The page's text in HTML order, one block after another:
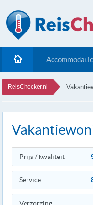
ReisChecker.nl
Prijs / kwaliteit
Service
Verzorging